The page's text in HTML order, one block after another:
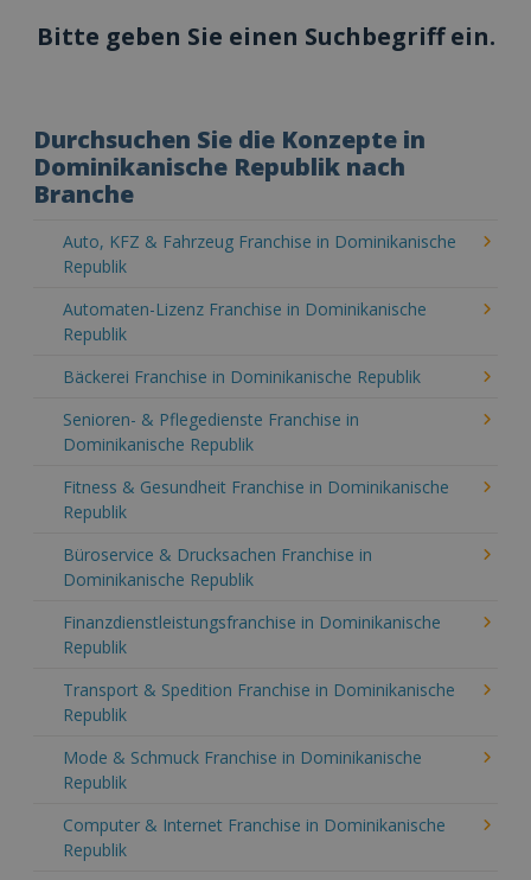
Bitte geben Sie einen Suchbegriff ein.
Durchsuchen Sie die Konzepte in
Dominikanische Republik nach
Branche
Auto, KFZ & Fahrzeug Franchise in Dominikanische
Republik
Automaten-Lizenz Franchise in Dominikanische
Republik
Bäckerei Franchise in Dominikanische Republik
Senioren- & Pflegedienste Franchise in
Dominikanische Republik
Fitness & Gesundheit Franchise in Dominikanische
Republik
Büroservice & Drucksachen Franchise in
Dominikanische Republik
Finanzdienstleistungsfranchise in Dominikanische
Republik
Transport & Spedition Franchise in Dominikanische
Republik
Mode & Schmuck Franchise in Dominikanische
Republik
Computer & Internet Franchise in Dominikanische
Republik